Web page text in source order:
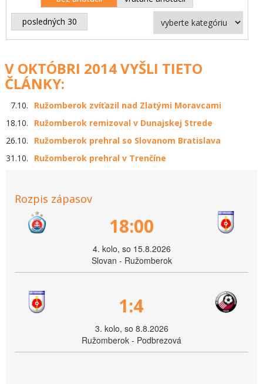
posledných 30
V OKTÓBRI 2014 VYŠLI TIETO
ČLÁNKY:
7.10.
Ružomberok zvíťazil nad Zlatými Moravcami
18.10.
Ružomberok remizoval v Dunajskej Strede
26.10.
Ružomberok prehral so Slovanom Bratislava
31.10.
Ružomberok prehral v Trenčíne
Rozpis zápasov
18:00
4. kolo, so 15.8.2026
Slovan - Ružomberok
1:4
3. kolo, so 8.8.2026
Ružomberok - Podbrezová